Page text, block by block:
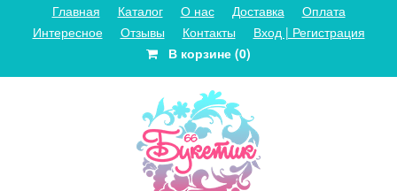
Главная Каталог О нас Доставка
Оплата
Интересное
Отзывы Контакты
Вход | Регистрация
В корзине (0)